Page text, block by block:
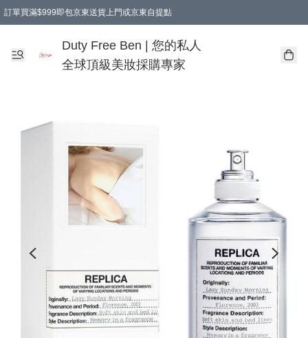
訂單買滿$999即包京東送貨上門或京東自提點
Duty Free Ben | 您的私人
全球頂級美妝採購專家